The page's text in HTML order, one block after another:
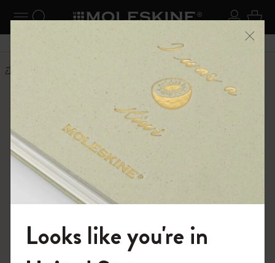
ナビゲーションの切替 ログ
検索 (キーワードなど) カ
6,500円以上のご購入で送料無料 メニ
ーを閉じる
ホーム クッキーに関する方針－拡張文
クッキーに関する方針－拡張
文
クッキーとは何ですか？
スに送信する少量のテキスト文字列で、デバイス
に保存されます。お客様がそのウェブサイトに再
モレスキンの世界へよ
今すぐ会員登録して、
Looks like you're in